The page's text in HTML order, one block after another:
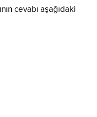
cevabı aşağıdaki